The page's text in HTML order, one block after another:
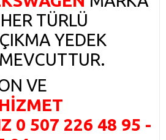
TÜRLÜ
YEDEK
VE
HİZMET
0 507 226 48 95 -